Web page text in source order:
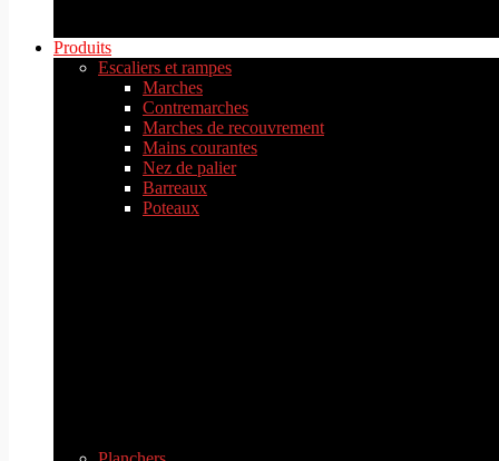
Produits
Escaliers et rampes
Marches
Contremarches
Marches de recouvrement
Mains courantes
Nez de palier
Barreaux
Poteaux